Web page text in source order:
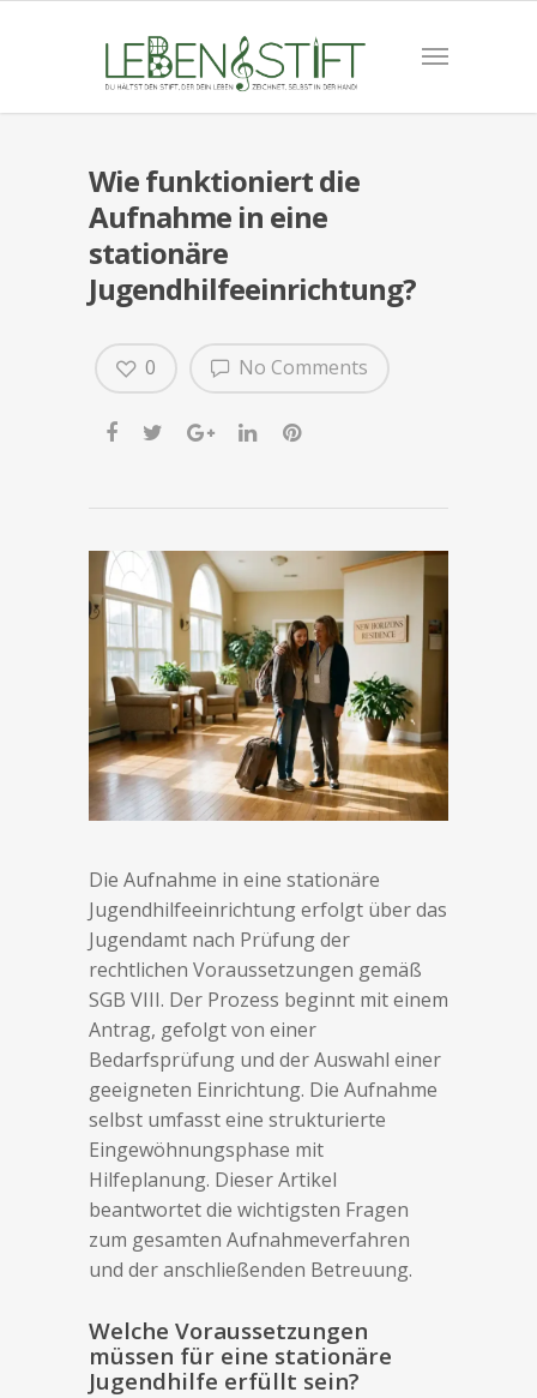
Wie funktioniert die
Aufnahme in eine
stationäre
Jugendhilfeeinrichtung?
No Comments
0
Die Aufnahme in eine stationäre
Jugendhilfeeinrichtung erfolgt über das
Jugendamt nach Prüfung der
rechtlichen Voraussetzungen gemäß
SGB VIII. Der Prozess beginnt mit einem
Antrag, gefolgt von einer
Bedarfsprüfung und der Auswahl einer
geeigneten Einrichtung. Die Aufnahme
selbst umfasst eine strukturierte
Eingewöhnungsphase mit
Hilfeplanung. Dieser Artikel
beantwortet die wichtigsten Fragen
zum gesamten Aufnahmeverfahren
und der anschließenden Betreuung.
Welche Voraussetzungen
müssen für eine stationäre
Jugendhilfe erfüllt sein?